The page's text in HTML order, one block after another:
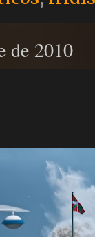
de 2010